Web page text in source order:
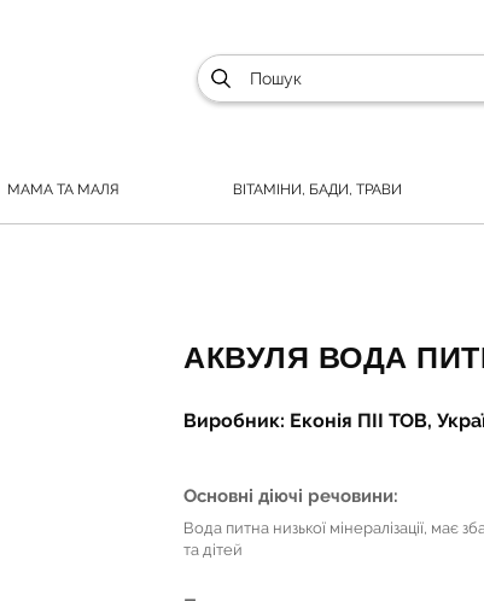
МАМА ТА МАЛЯ ВІТАМІНИ, БАДИ, ТРАВИ
АКВУЛЯ ВОДА
Виробник: Еконія ПІІ ТОВ,
Основні діючі речовини:
Вода питна низької мінералізації,
та дітей